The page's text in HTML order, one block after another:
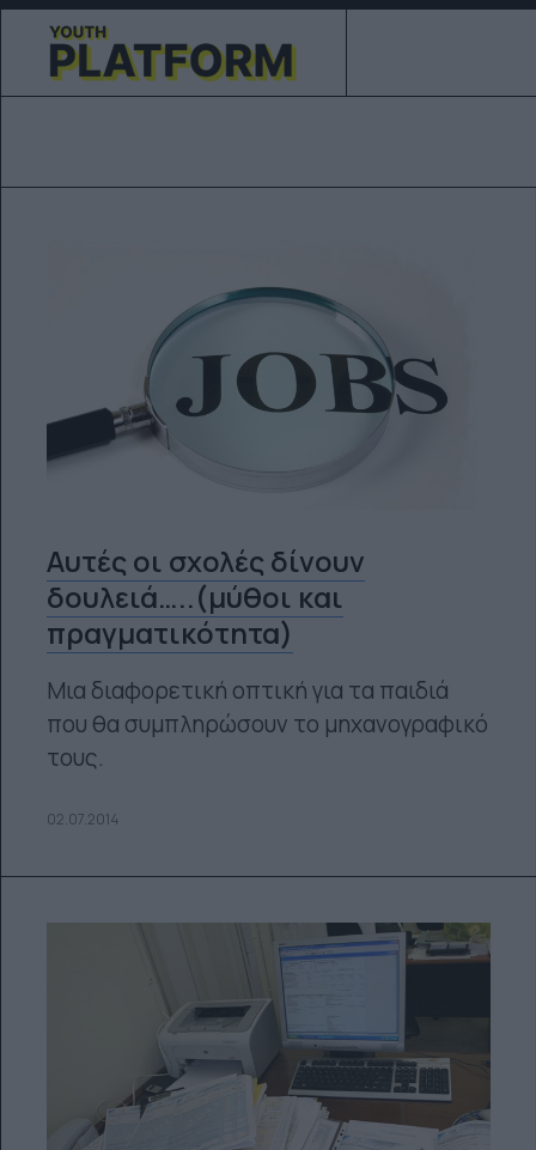
Αυτές οι σχολές δίνουν
δουλειά…..(μύθοι και
πραγματικότητα)
Μια διαφορετική οπτική για τα παιδιά
που θα συμπληρώσουν το μηχανογραφικό
τους.
02.07.2014